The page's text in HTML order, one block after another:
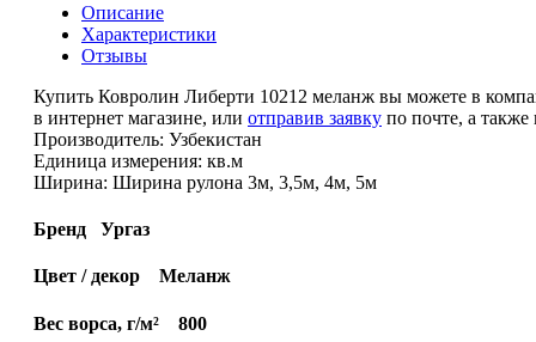
Описание
Характеристики
Отзывы
Купить Ковролин Либерти 10212 меланж вы можете в
в интернет магазине, или отправив заявку по почте, а
Производитель: Узбекистан
Единица измерения: кв.м
Ширина: Ширина рулона 3м, 3,5м, 4м, 5м
Бренд Ургаз
Цвет / декор Меланж
Вес ворса, г/м² 800